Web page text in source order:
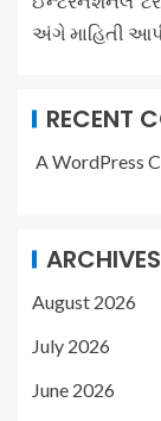
અંગે માહિતી
RECENT
A WordPress
ARCHIVES
August 2026
July 2026
June 2026